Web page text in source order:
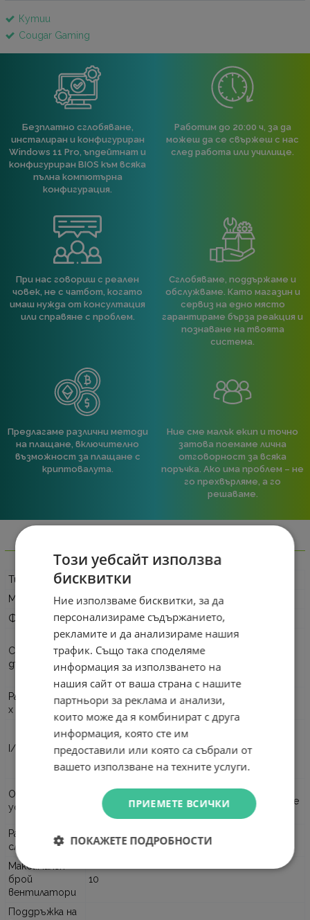
Кутии
Cougar Gaming
Безплатно сглобяване,
инсталиран и конфигуриран
Windows 11 Pro, ъпдейтнат и
конфигуриран BIOS към всяка
пълна компютърна
конфигурация.
Работим до 20:00 ч, за да
можеш да се свържеш с нас
след работа или училище.
При нас говориш с реален
човек, не с чатбот, когато
имаш нужда от консултация
или справяне с проблем.
Сглобяваме, поддържаме и
обслужваме. Като магазин и
сервиз на едно място
гарантираме бърза реакция и
познаване на твоята
система.
Предлагаме различни методи
на плащане, включително
възможност за плащане с
криптовалута.
Ние сме малък екип и точно
затова поемаме лична
отговорност за всяка
поръчка. Ако има проблем – не
го прехвърляме, а го
решаваме.
Информация
Тип продукт
Компютърна кутия Mid Tower
Модел
MX230 RGB / MX230 RGB White
Форм-фактор
Mid Tower
Съвместими
дънни платки
Mini-ITX
Micro-ATX
ATX
Размери (Ш x В
x Д)
220 x 475 x 445 mm
I/O панел
2 x USB 3.0 Type-A
1 x 3.5 mm комбиниран аудио жак
RGB бутон
Отсеци за
устройства
2 x 3.5" HDD
1 x 2.5" SSD + 1 x 2.5" SSD (чрез конвертиране
на 3.5" отсек)
Разширителни
слотове
7
Максимален
брой
вентилатори
10
Поддръжка на
Този уебсайт използва
бисквитки
Ние използваме бисквитки, за да
персонализираме съдържанието,
рекламите и да анализираме нашия
трафик. Също така споделяме
информация за използването на
нашия сайт от ваша страна с нашите
партньори за реклама и анализи,
които може да я комбинират с друга
информация, която сте им
предоставили или която са събрали от
вашето използване на техните услуги.
ПРИЕМЕТЕ ВСИЧКИ
ПОКАЖЕТЕ ПОДРОБНОСТИ